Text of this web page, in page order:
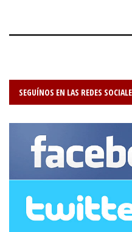
SEGUÍNOS EN LAS REDES